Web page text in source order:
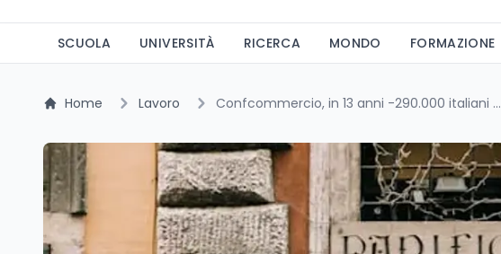
SCUOLA UNIVERSITÀ RICERCA MONDO FORMAZIONE
Home Lavoro Confcommercio, in 13 anni -290.000 italiani e +134.000 stranieri